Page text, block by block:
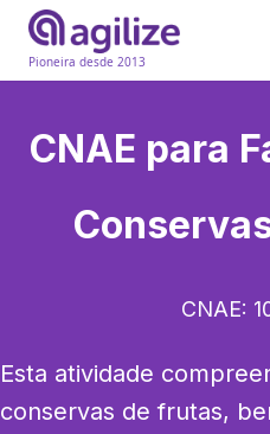
Pioneira desde 2013
CNAE para
CNAE:
Esta atividade
conservas de frutas,